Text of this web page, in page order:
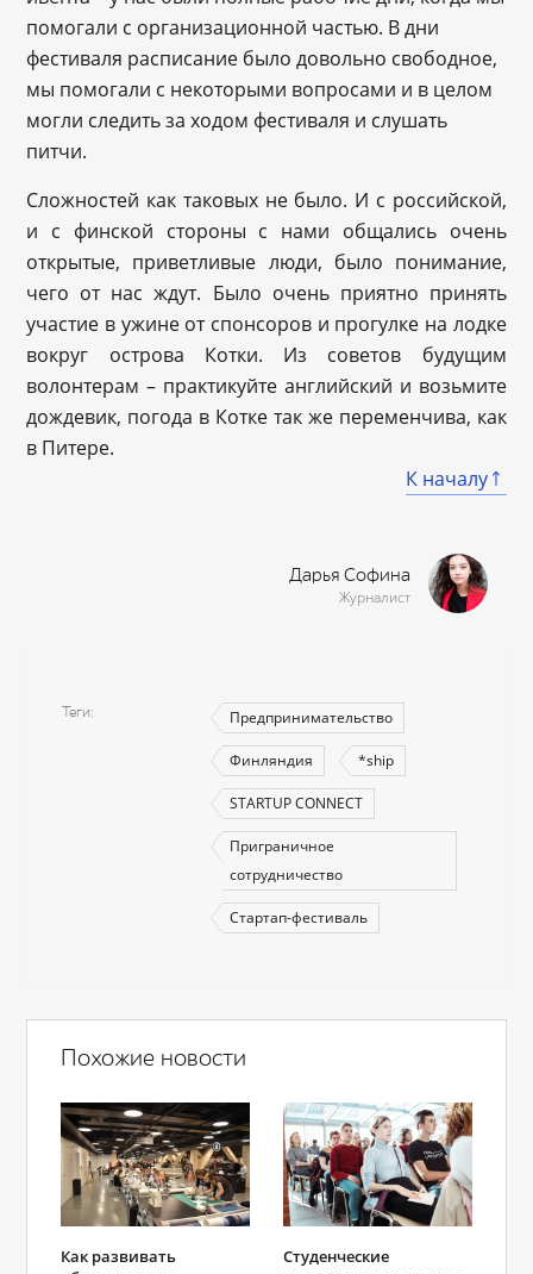
помогали с организационной частью. В дни
фестиваля расписание было довольно свободное,
мы помогали с некоторыми вопросами и в целом
могли следить за ходом фестиваля и слушать
питчи.
Сложностей как таковых не было. И с российской,
и с финской стороны с нами общались очень
открытые, приветливые люди, было понимание,
чего от нас ждут. Было очень приятно принять
участие в ужине от спонсоров и прогулке на лодке
вокруг острова Котки. Из советов будущим
волонтерам – практикуйте английский и возьмите
дождевик, погода в Котке так же переменчива, как
в Питере.
К началу
Дарья Софина
Журналист
Теги Предпринимательство
Финляндия *ship
STARTUP CONNECT
Приграничное
сотрудничество
Стартап-фестиваль
Похожие новости
Как развивать
Студенческие